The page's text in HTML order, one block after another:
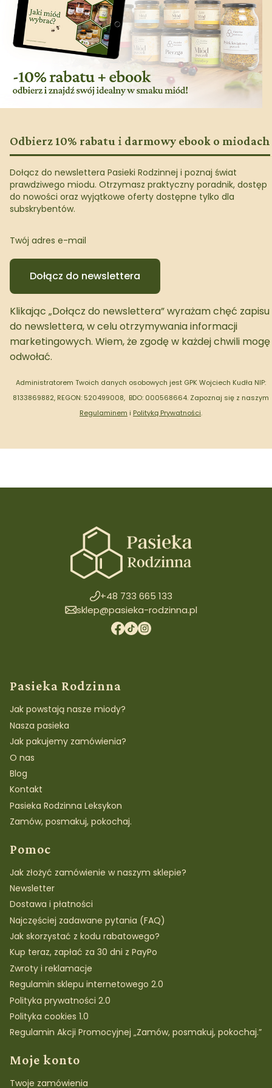
Odbierz 10% rabatu i darmowy ebook o miodach
Dołącz do newslettera Pasieki Rodzinnej i poznaj świat
prawdziwego miodu. Otrzymasz praktyczny poradnik, dostęp
do nowości oraz wyjątkowe oferty dostępne tylko dla
subskrybentów.
Twój adres e-mail
Dołącz do newslettera
Klikając „Dołącz do newslettera” wyrażam chęć zapisu
do newslettera, w celu otrzymywania informacji
marketingowych. Wiem, że zgodę w każdej chwili mogę
odwołać.
Administratorem Twoich danych osobowych jest GPK Wojciech Kudła NIP:
8133869882, REGON: 520499008, BDO: 000568664. Zapoznaj się z naszym
Regulaminem i Polityką Prywatności.
+48 733 665 133
sklep@pasieka-rodzinna.pl
Linki w stopce
Pasieka Rodzinna
Jak powstają nasze miody?
Nasza pasieka
Jak pakujemy zamówienia?
O nas
Blog
Kontakt
Pasieka Rodzinna Leksykon
Zamów, posmakuj, pokochaj.
Pomoc
Jak złożyć zamówienie w naszym sklepie?
Newsletter
Dostawa i płatności
Najczęściej zadawane pytania (FAQ)
Jak skorzystać z kodu rabatowego?
Kup teraz, zapłać za 30 dni z PayPo
Zwroty i reklamacje
Regulamin sklepu internetowego 2.0
Polityka prywatności 2.0
Polityka cookies 1.0
Regulamin Akcji Promocyjnej „Zamów, posmakuj, pokochaj.”
Moje konto
Twoje zamówienia